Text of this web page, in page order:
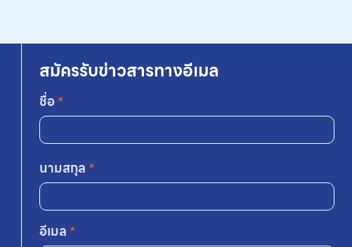
สมัครรับข่าวสารทางอีเมล
ชื่อ*
นามสกุล *
อีเมล *